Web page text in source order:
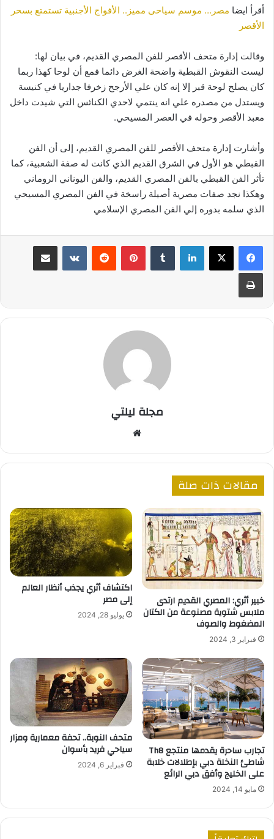
أقرأ ايضا مصر… موسم سياحى مميز.. الأفواج الأجنبية تستمتع بسحر
الأقصر
وقالت إدارة متحف الأقصر للفن المصري القديم، في بيان لها:
ليست النقوش القبطية واضحة الغرض دائما فمع أن لوحا كهذا ربما
كان يصلح لوحة قبر إلا إنه كان علي الأرجح زخرفا جداريا في كنيسة
ويستدل من مصدره علي انه ينتمي لاحدي الكنائس التي شيدت داخل
معبد الأقصر وحوله في العصر المسيحي.
وأشارت إدارة متحف الأقصر للفن المصري القديم، إلى أن الفن
القبطي هو الأول في الشرق القديم الذي كانت له صفة الشعبية، كما
تأثر الفن القبطي بالفن المصري القديم، والفن اليوناني الروماني
وهكذا نجد صفات مصرية أصيلة راسخة في الفن المصري المسيحي
الذي سلمه بدوره إلي الفن المصري الإسلامي
لينكدإن بينتيريست مشاركة عبر البريد
طباعة
مجلة ليلتي
مقالات ذات صلة
خبير أثري: المصري القديم ارتدى
ملابس شتوية مصنوعة من الكتان
المضغوط والصوف
فبراير 3, 2024
اكتشاف أثري يجذب أنظار العالم
إلى مصر
يوليو 28, 2024
تجارب ساحرة يقدمها منتجع Th8
شاطئ النخلة دبي بإطلالات خلابة
على الخليج وأفق دبي الرائع
مايو 14, 2024
متحف النوبة.. تحفة معمارية ومزار
سياحي فريد بأسوان
فبراير 6, 2024